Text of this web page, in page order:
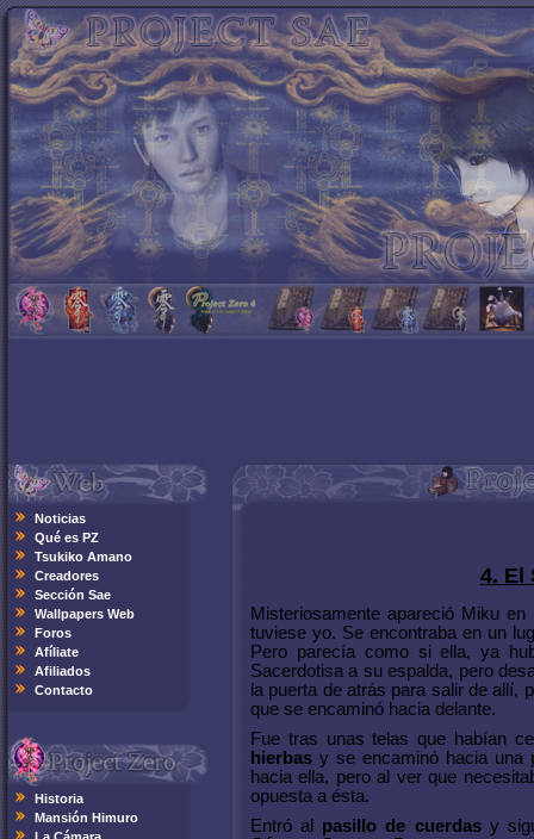
Noticias
Qué es PZ
Tsukiko Amano
Creadores
Sección Sae
Wallpapers Web
Foros
Afíliate
Afiliados
Contacto
Historia
Mansión Himuro
4. El
Misteriosamente apareció Miku
tuviese yo. Se encontraba en un
Pero parecía como si ella, ya
Sacerdotisa a su espalda, pero
la puerta de atrás para salir de allí,
que se encaminó hacia delante.
Fue tras unas telas que habían
hierbas y se encaminó hacia una
hacia ella, pero al ver que
opuesta a ésta.
Entró al pasillo de cuerdasy